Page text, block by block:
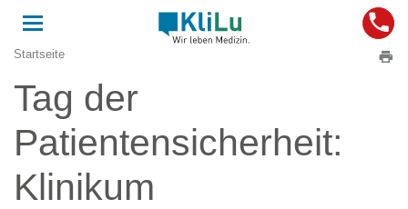
Toggle
navigation
Startseite
Tag der
Patientensicherheit:
Klinikum